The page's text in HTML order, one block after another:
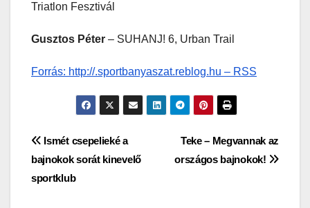
Triatlon Fesztivál
Gusztos Péter – SUHANJ! 6, Urban Trail
Forrás: http://.sportbanyaszat.reblog.hu – RSS
Bejegyzés
navigáció
Teke – Megvannak az
országos bajnokok!
Ismét csepelieké a
bajnokok sorát kinevelő
sportklub